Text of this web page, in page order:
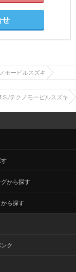
せ
モービルスズキ
テクノモービルスズキ
から探す
ら探す
ク